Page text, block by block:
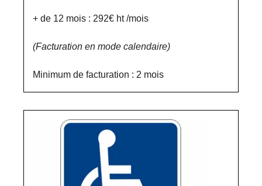
+ de 12 mois : 292€ ht /mois
(Facturation en mode calendaire)
Minimum de facturation : 2 mois